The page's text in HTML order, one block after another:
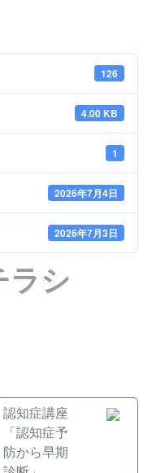
126
4.00 KB
1
2026年7月4日
2026年7月3日
ラシ
認知症講座
「認知症予
防から早期